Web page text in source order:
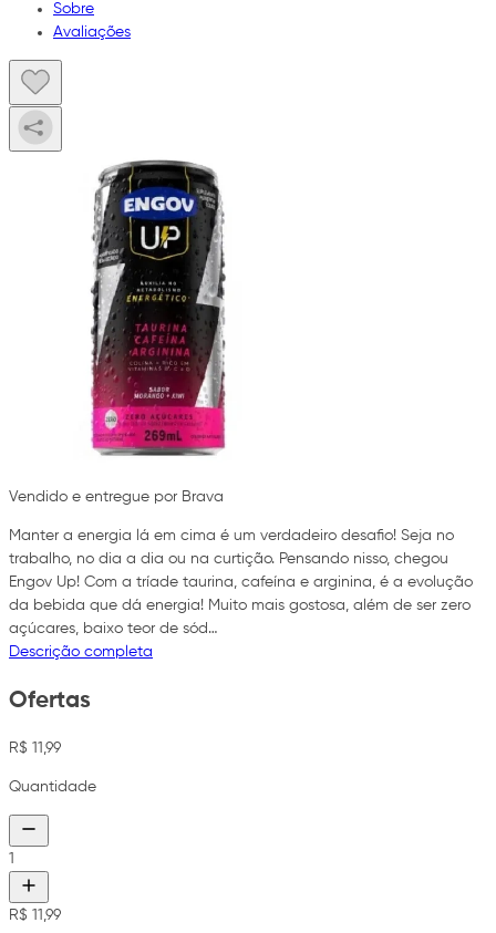
Sobre
Avaliações
Vendido e entregue por Brava
Manter a energia lá em cima é um verdadeiro desafio! Seja no
trabalho, no dia a dia ou na curtição. Pensando nisso, chegou
Engov Up! Com a tríade taurina, cafeína e arginina, é a evolução
da bebida que dá energia! Muito mais gostosa, além de ser zero
açúcares, baixo teor de sód…
Descrição completa
Ofertas
R$ 11,99
Quantidade
1
R$ 11,99